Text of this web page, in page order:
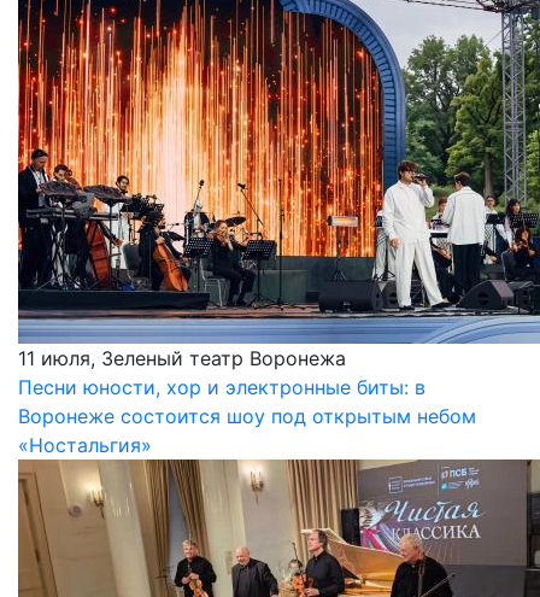
11 июля, Зеленый театр Воронежа
Песни юности, хор и электронные биты: в
Воронеже состоится шоу под открытым небом
«Ностальгия»